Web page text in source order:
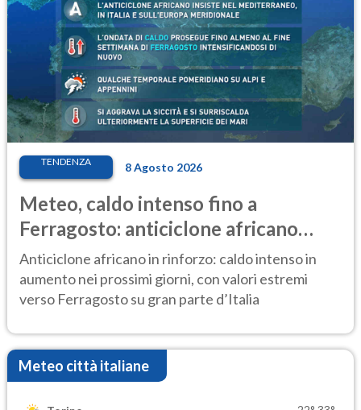
TENDENZA 8 Agosto 2026
Meteo, caldo intenso fino a
Ferragosto: anticiclone africano
ancora protagonista
Anticiclone africano in rinforzo: caldo intenso in
aumento nei prossimi giorni, con valori estremi
verso Ferragosto su gran parte d’Italia
Meteo città italiane